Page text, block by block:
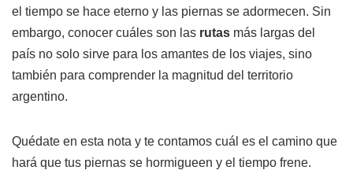
el tiempo se hace eterno y las piernas se adormecen. Sin
embargo, conocer cuáles son las rutas más largas del
país no solo sirve para los amantes de los viajes, sino
también para comprender la magnitud del territorio
argentino.
Quédate en esta nota y te contamos cuál es el camino que
hará que tus piernas se hormigueen y el tiempo frene.